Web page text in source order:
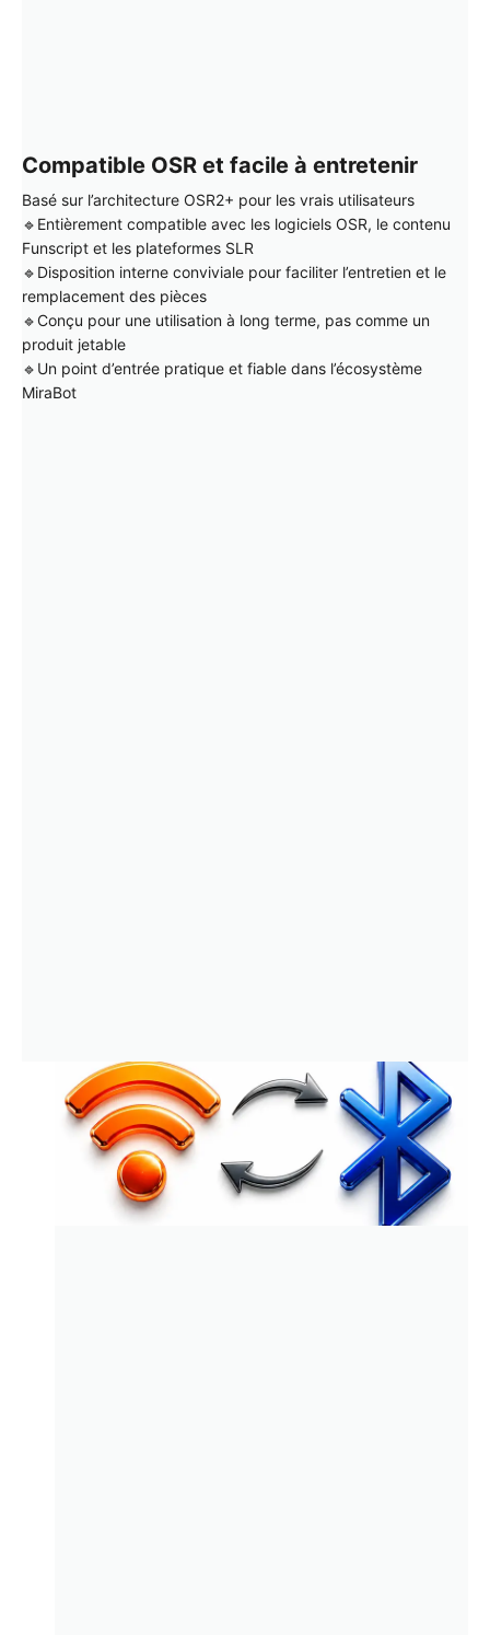
Compatible OSR et facile à entretenir
Basé sur l’architecture OSR2+ pour les vrais utilisateurs
🔹Entièrement compatible avec les logiciels OSR, le contenu
Funscript et les plateformes SLR
🔹Disposition interne conviviale pour faciliter l’entretien et le
remplacement des pièces
🔹Conçu pour une utilisation à long terme, pas comme un
produit jetable
🔹Un point d’entrée pratique et fiable dans l’écosystème
MiraBot